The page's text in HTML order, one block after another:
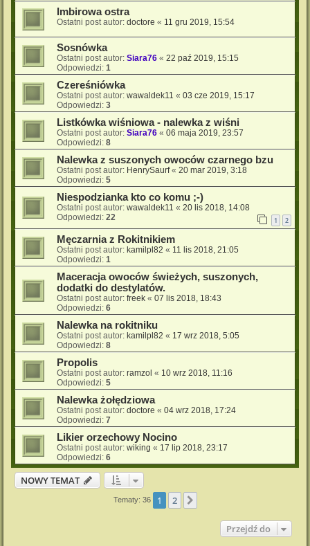
Imbirowa ostra
Ostatni post autor: doctore « 11 gru 2019, 15:54
Sosnówka
Ostatni post autor: Siara76 « 22 paź 2019, 15:15
Odpowiedzi: 1
Czereśniówka
Ostatni post autor: wawaldek11 « 03 cze 2019, 15:17
Odpowiedzi: 3
Listkówka wiśniowa - nalewka z wiśni
Ostatni post autor: Siara76 « 06 maja 2019, 23:57
Odpowiedzi: 8
Nalewka z suszonych owoców czarnego bzu
Ostatni post autor: HenrySaurf« 20 mar 2019, 3:18
Odpowiedzi: 5
Niespodzianka kto co komu ;-)
Ostatni post autor: wawaldek11 « 20 lis 2018, 14:08
Odpowiedzi: 22 1 2
Męczarnia z Rokitnikiem
Ostatni post autor: kamilpl82 « 11 lis 2018, 21:05
Odpowiedzi: 1
Maceracja owoców świeżych, suszonych,
dodatki do destylatów.
Ostatni post autor: freek « 07 lis 2018, 18:43
Odpowiedzi: 6
Nalewka na rokitniku
Ostatni post autor: kamilpl82 « 17 wrz 2018, 5:05
Odpowiedzi: 8
Propolis
Ostatni post autor: ramzol « 10 wrz 2018, 11:16
Odpowiedzi: 5
Nalewka żołędziowa
Ostatni post autor: doctore « 04 wrz 2018, 17:24
Odpowiedzi: 7
Likier orzechowy Nocino
Ostatni post autor: wiking « 17 lip 2018, 23:17
Odpowiedzi: 6
NOWY TEMAT
Tematy: 36 1 2
Przejdź do